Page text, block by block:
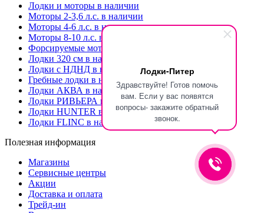
Лодки-Питер
Здравствуйте! Готов помочь
вам. Если у вас появятся
вопросы- закажите обратный
звонок.
Лодки и моторы в наличии
Моторы 2-3,6 л.с. в наличии
Моторы 4-6 л.с. в наличии
Моторы 8-10 л.с. в наличии
Форсируемые моторы
Лодки 320 см в наличии
Лодки с НДНД в наличии
Гребные лодки в наличии
Лодки АКВА в наличии
Лодки РИВЬЕРА в наличии
Лодки HUNTER в наличии
Лодки FLINC в наличии
Полезная информация
Магазины
Сервисные центры
Акции
Доставка и оплата
Трейд-ин